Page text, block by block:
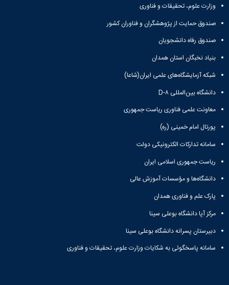
وزارت علوم، تحقیقات و فناوری
صندوق حمایت از پژوهشگران و فناوران کشور
صندوق رفاه دانشجویان
بنیاد نخبگان استان همدان
شبکه آزمایشگاه‌های علمی ایران(شاعا)
دانشگاه بین‌المللی D-۸
معاونت علمی فناوری ریاست جمهوری
پورتال امام خمینی (ره)
سامانه تدارکات الکترونیکی دولت
ریاست جمهوری اسلامی ایران
دانشگاه‌ها و مؤسسات آموزش عالی
پارک علم و فناوری همدان
مرکز آپا دانشگاه بوعلی سینا
دبیرستان پسرانه دانشگاه بوعلی سینا
سامانه پاسخگوئی به شکایات وزارت علوم، تحقیقات و فناوری